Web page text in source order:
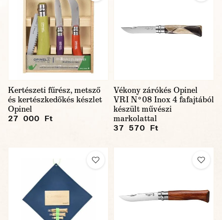
Kertészeti fűrész, metsző
és kertészkedőkés készlet
Opinel
27 000 Ft
Vékony zárókés Opinel
VRI N°08 Inox 4 fafajtából
készült művészi
markolattal
37 570 Ft